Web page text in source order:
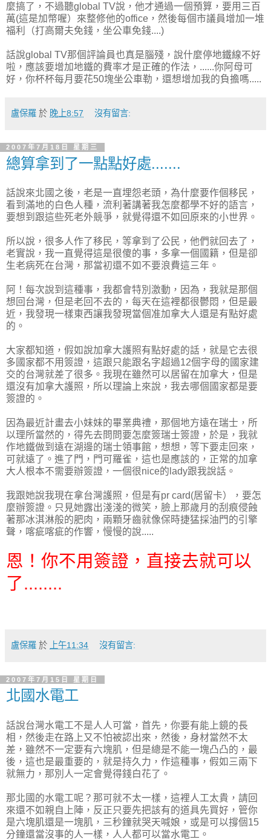
麼搞了，不過聽global TV說，他才通過一個預算，要用三百
萬(這是加幣喔）來整修他的office，然後每個市議員增加一堆
福利（打高爾夫免錢，坐公車免錢....)
話說global TV那個評論員也真是腦殘，說什麼停地鐵線不好
啦，應該要增加地鐵的費率才是正確的作法，......你阿母可
好，你杯杯每月要花50塊坐公車勒，還想增加我的負擔嗎.....
盧保羅 於 晚上8:57 沒有留言:
2007年7月18日 星期三
總算拿到了一點點好處.......
話說來北國之後，老是一直埋怨老頭，為什麼要作個移民，
看到滿地的白色人種，流利著講著我怎麼都學不好的語言，
要想到跟這些死老外競爭，就覺得還不如回原來的小世界。
所以說，很多人作了移民，等拿到了公民，他們就回去了，
老實說，我一直覺得這是很傻的事，多拿一個國籍，但是卻
生老病死在台灣，那當初還不如不要浪費這三年。
阿！每次說到這種事，我都會特別激動，因為，我就是那個
想回台灣，但是老回不去的，每天在這裡都很鬱悶，但是最
近，我發現一樣東西讓我發現當個准加拿大人還是有點好處
的。
大家都知道，假如說加拿大護照有點好處的話，就是它去很
多國家都不用簽證，這跟只能跟名字超過12個字母的國家建
交的台灣就差了很多。我現在雖然可以居留在加拿大，但是
還沒有加拿大護照，所以理論上來說，我去哪個國家都是要
簽證的。
因為最近計畫去小妹妹的畢業典禮，那個地方遠在瑞士，所
以理所當然的，得先去問問要怎麼簽瑞士簽證，於是，我就
作地鐵做到遠在湖邊的瑞士領事館，想想，等下要走回來，
可就遠了。進了門，門可羅雀，這也是應該的，正常的加拿
大人根本不需要辦簽證，一個很nice的lady跟我說話。
我跟她說我現在拿台灣護照，但是有pr card(居留卡），要怎
麼辦簽證。只見她露出淺淺的微笑，臉上那歲月的刮痕侵蝕
著那冰淇淋般的肥肉，兩顆牙齒就像保時捷猛採油門的引擎
聲，喀疵喀疵的作響，慢慢的說.....
恩！你不用簽證，直接去就可以
了........
盧保羅 於 上午11:34 沒有留言:
2007年7月15日 星期日
北國水電工
話說台灣水電工不是人人可當，首先，你要有能上鏡的長
相，然後走在路上又不怕被認出來，然後，身材當然不太
差，雖然不一定要有六塊肌，但是總是不能一塊凸凸的，最
後，這也是最重要的，就是持久力，作這種事，假如三兩下
就無力，那別人一定會覺得錢白花了。
那北國的水電工呢？那可就不太一樣，這裡人工太貴，請回
來還不如親自上陣，反正只要先把該有的道具先買好，管你
是六塊肌還是一塊肌，三秒鐘就哭天喊娘，或是可以撐個15
分鐘還當沒事的人一樣，人人都可以當水電工。